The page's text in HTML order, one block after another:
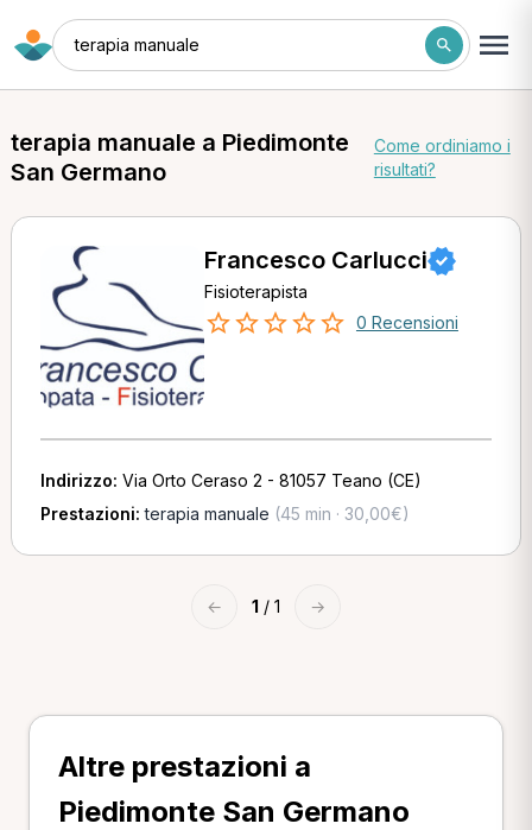
terapia manuale
terapia manuale a Piedimonte
San Germano
Come ordiniamo i
risultati?
Francesco Carlucci
Fisioterapista
0 Recensioni
Indirizzo: Via Orto Ceraso 2 - 81057 Teano (CE)
Prestazioni:terapia manuale (45 min · 30,00€)
← 1 / 1 →
Altre prestazioni a
Piedimonte San Germano